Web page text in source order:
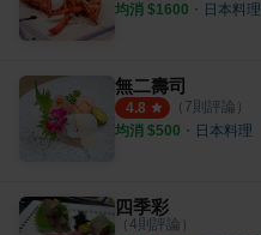
均消 $1600 ・ 日本料理
無二壽司
4.8 （ 7則評論）
均消 $500 ・ 日本料理
四季彩
（ 4則評論）